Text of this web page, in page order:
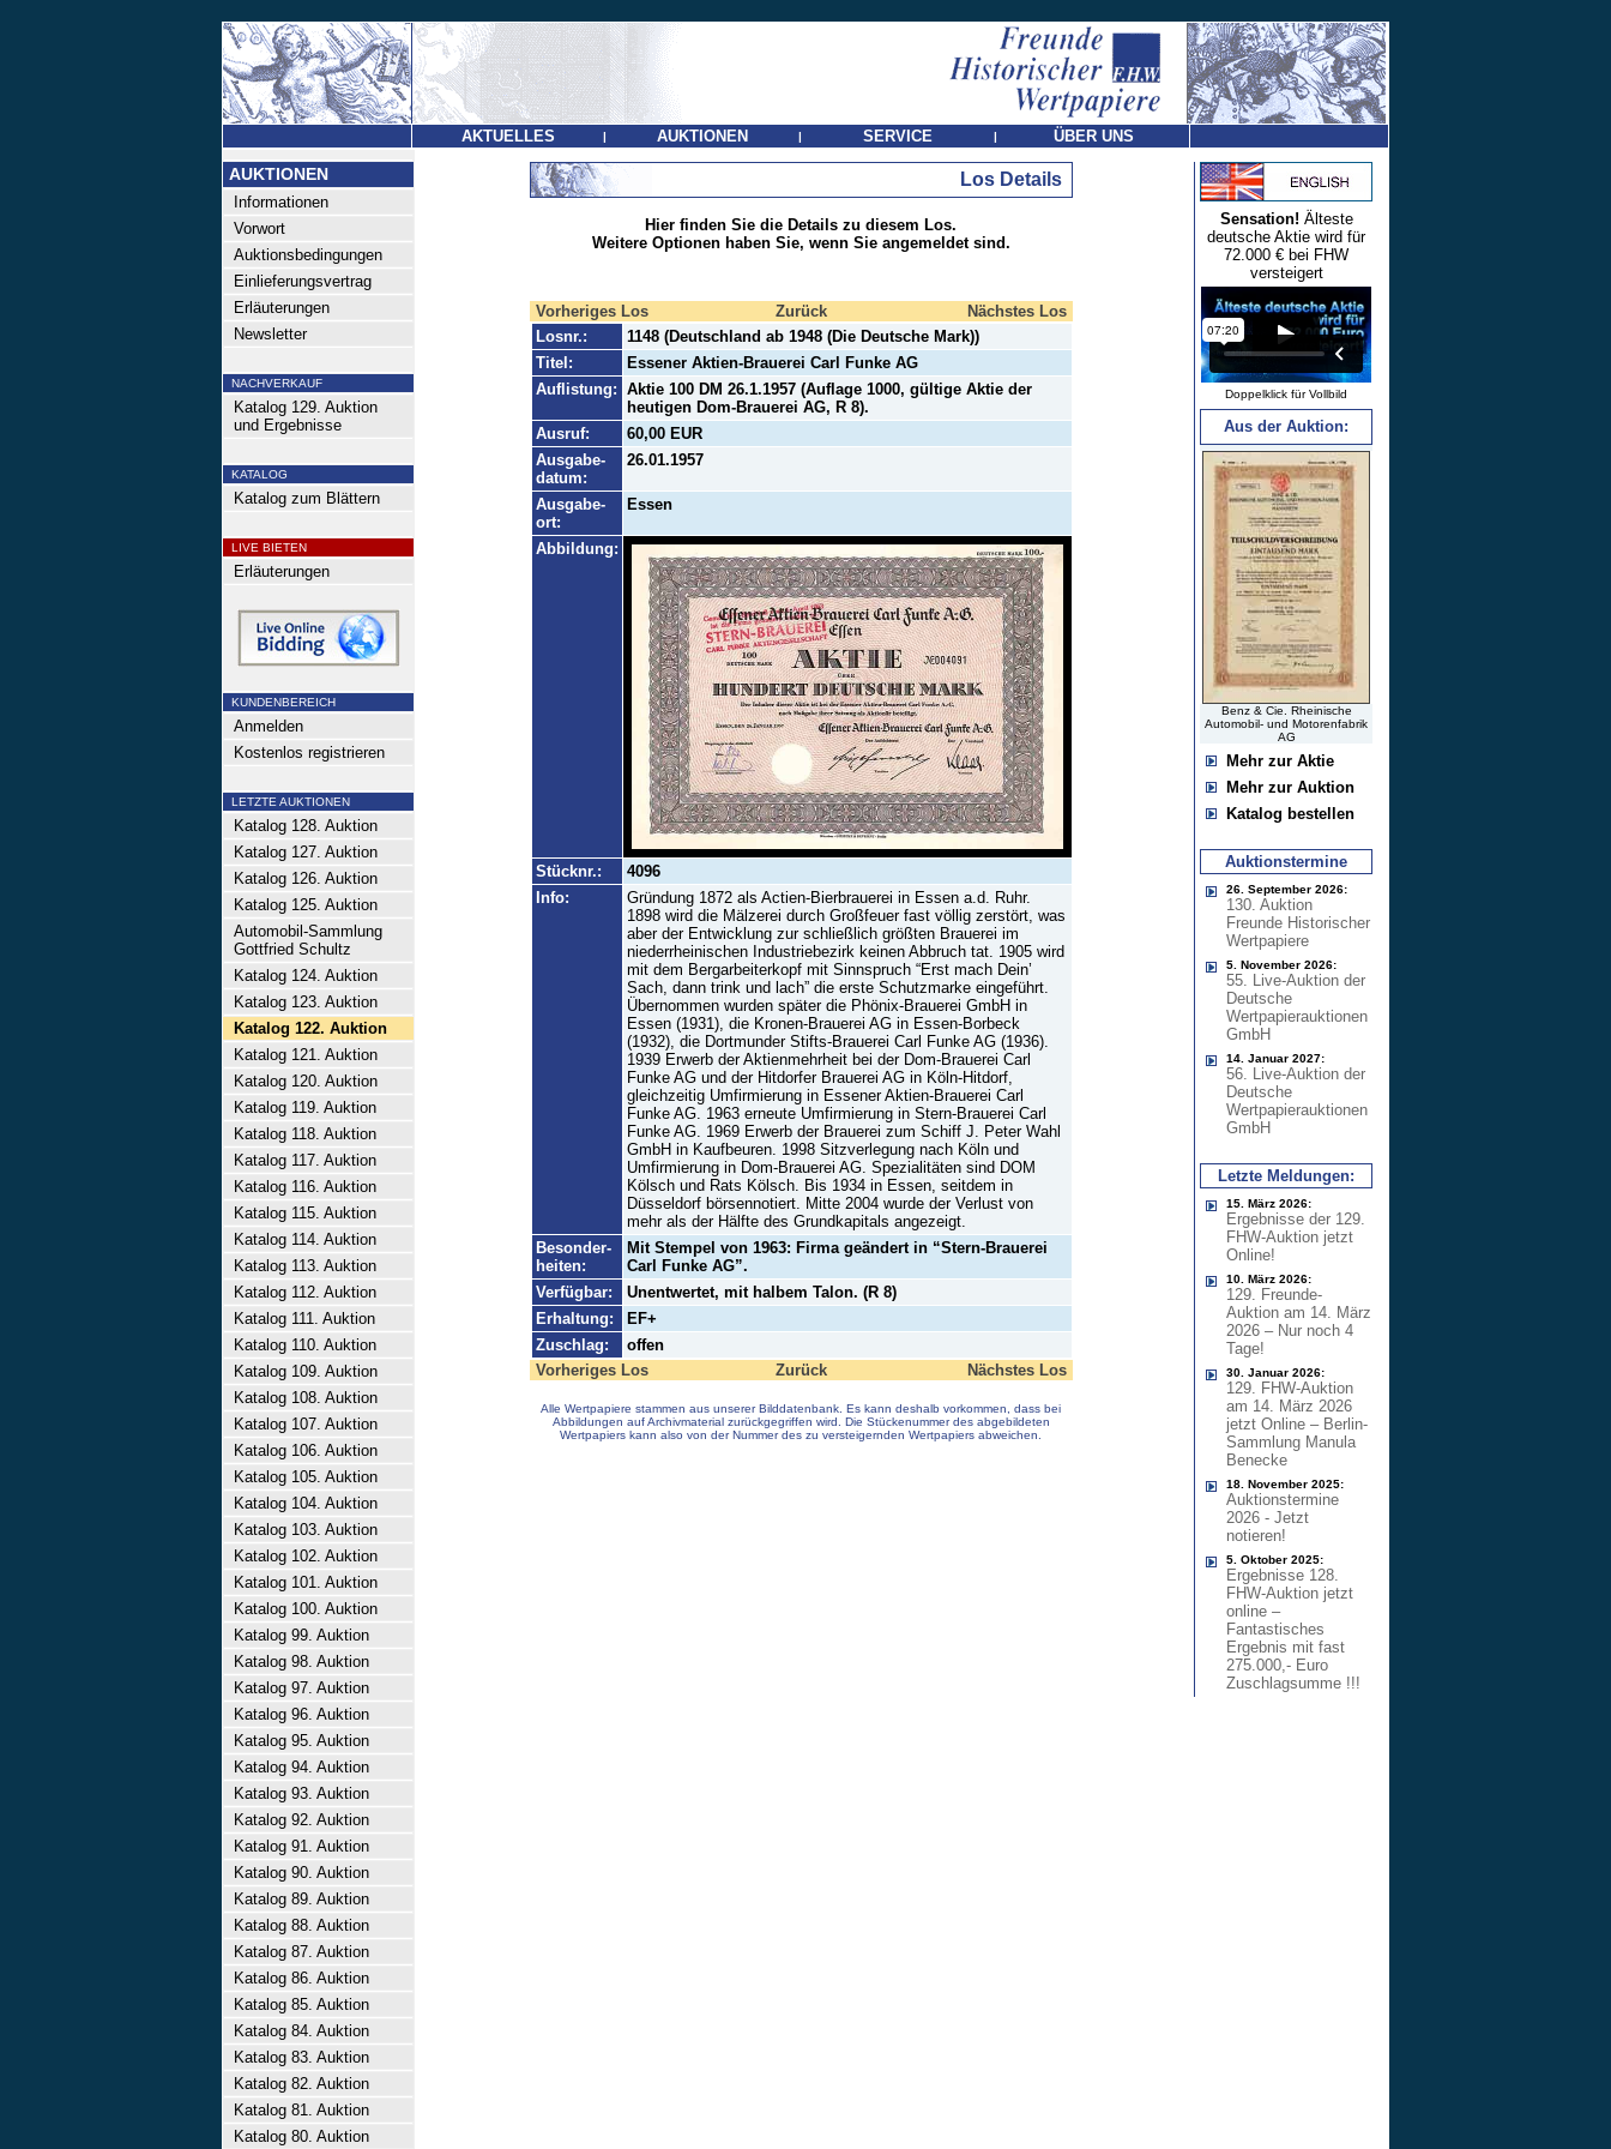
AKTUELLES | AUKTIONEN | SERVICE | ÜBER UNS
AUKTIONEN
Informationen
Vorwort
Auktionsbedingungen
Einlieferungsvertrag
Erläuterungen
Newsletter
NACHVERKAUF
Katalog 129. Auktion
und Ergebnisse
KATALOG
Katalog zum Blättern
LIVE BIETEN
Erläuterungen
KUNDENBEREICH
Anmelden
Kostenlos registrieren
LETZTE AUKTIONEN
Katalog 128. Auktion
Katalog 127. Auktion
Katalog 126. Auktion
Katalog 125. Auktion
Automobil-Sammlung
Gottfried Schultz
Katalog 124. Auktion
Katalog 123. Auktion
Katalog 122. Auktion
Katalog 121. Auktion
Katalog 120. Auktion
Katalog 119. Auktion
Katalog 118. Auktion
Katalog 117. Auktion
Katalog 116. Auktion
Katalog 115. Auktion
Katalog 114. Auktion
Katalog 113. Auktion
Katalog 112. Auktion
Katalog 111. Auktion
Katalog 110. Auktion
Katalog 109. Auktion
Katalog 108. Auktion
Katalog 107. Auktion
Katalog 106. Auktion
Katalog 105. Auktion
Katalog 104. Auktion
Katalog 103. Auktion
Katalog 102. Auktion
Katalog 101. Auktion
Katalog 100. Auktion
Katalog 99. Auktion
Katalog 98. Auktion
Katalog 97. Auktion
Katalog 96. Auktion
Katalog 95. Auktion
Katalog 94. Auktion
Katalog 93. Auktion
Katalog 92. Auktion
Katalog 91. Auktion
Katalog 90. Auktion
Katalog 89. Auktion
Katalog 88. Auktion
Katalog 87. Auktion
Katalog 86. Auktion
Katalog 85. Auktion
Katalog 84. Auktion
Katalog 83. Auktion
Katalog 82. Auktion
Katalog 81. Auktion
Katalog 80. Auktion
Los Details
Hier finden Sie die Details zu diesem Los.
Weitere Optionen haben Sie, wenn Sie angemeldet sind.
Vorheriges Los Zurück
Nächstes Los
Losnr.:
1148 (Deutschland ab 1948 (Die Deutsche Mark))
Titel:
Essener Aktien-Brauerei Carl Funke AG
Auflistung: Aktie 100 DM 26.1.1957 (Auflage 1000, gültige Aktie der
heutigen Dom-Brauerei AG, R 8).
Ausruf:
60,00 EUR
Ausgabe-
datum:
26.01.1957
Ausgabe-
ort:
Essen
Abbildung:
Stücknr.:
4096
Info:
Gründung 1872 als Actien-Bierbrauerei in Essen a.d. Ruhr.
1898 wird die Mälzerei durch Großfeuer fast völlig zerstört, was
aber der Entwicklung zur schließlich größten Brauerei im
niederrheinischen Industriebezirk keinen Abbruch tat. 1905 wird
mit dem Bergarbeiterkopf mit Sinnspruch “Erst mach Dein’
Sach, dann trink und lach” die erste Schutzmarke eingeführt.
Übernommen wurden später die Phönix-Brauerei GmbH in
Essen (1931), die Kronen-Brauerei AG in Essen-Borbeck
(1932), die Dortmunder Stifts-Brauerei Carl Funke AG (1936).
1939 Erwerb der Aktienmehrheit bei der Dom-Brauerei Carl
Funke AG und der Hitdorfer Brauerei AG in Köln-Hitdorf,
gleichzeitig Umfirmierung in Essener Aktien-Brauerei Carl
Funke AG. 1963 erneute Umfirmierung in Stern-Brauerei Carl
Funke AG. 1969 Erwerb der Brauerei zum Schiff J. Peter Wahl
GmbH in Kaufbeuren. 1998 Sitzverlegung nach Köln und
Umfirmierung in Dom-Brauerei AG. Spezialitäten sind DOM
Kölsch und Rats Kölsch. Bis 1934 in Essen, seitdem in
Düsseldorf börsennotiert. Mitte 2004 wurde der Verlust von
mehr als der Hälfte des Grundkapitals angezeigt.
Besonder-
heiten:
Mit Stempel von 1963: Firma geändert in “Stern-Brauerei
Carl Funke AG”.
Verfügbar:
Unentwertet, mit halbem Talon. (R 8)
Erhaltung:
EF+
Zuschlag:
offen
Vorheriges Los
Zurück Nächstes Los
Alle Wertpapiere stammen aus unserer Bilddatenbank. Es kann deshalb vorkommen, dass bei
Abbildungen auf Archivmaterial zurückgegriffen wird. Die Stückenummer des abgebildeten
Wertpapiers kann also von der Nummer des zu versteigernden Wertpapiers abweichen.
Sensation! Älteste
deutsche Aktie wird für
72.000 € bei FHW
versteigert
Doppelklick für Vollbild
Aus der Auktion:
Benz & Cie. Rheinische
Automobil- und Motorenfabrik
AG
Mehr zur Aktie
Mehr zur Auktion
Katalog bestellen
Auktionstermine
26. September 2026:
130. Auktion
Freunde Historischer
Wertpapiere
5. November 2026:
55. Live-Auktion der
Deutsche
Wertpapierauktionen
GmbH
14. Januar 2027:
56. Live-Auktion der
Deutsche
Wertpapierauktionen
GmbH
Letzte Meldungen:
15. März 2026:
Ergebnisse der 129.
FHW-Auktion jetzt
Online!
10. März 2026:
129. Freunde-
Auktion am 14. März
2026 – Nur noch 4
Tage!
30. Januar 2026:
129. FHW-Auktion
am 14. März 2026
jetzt Online – Berlin-
Sammlung Manula
Benecke
18. November 2025:
Auktionstermine
2026 - Jetzt
notieren!
5. Oktober 2025:
Ergebnisse 128.
FHW-Auktion jetzt
online –
Fantastisches
Ergebnis mit fast
275.000,- Euro
Zuschlagsumme !!!